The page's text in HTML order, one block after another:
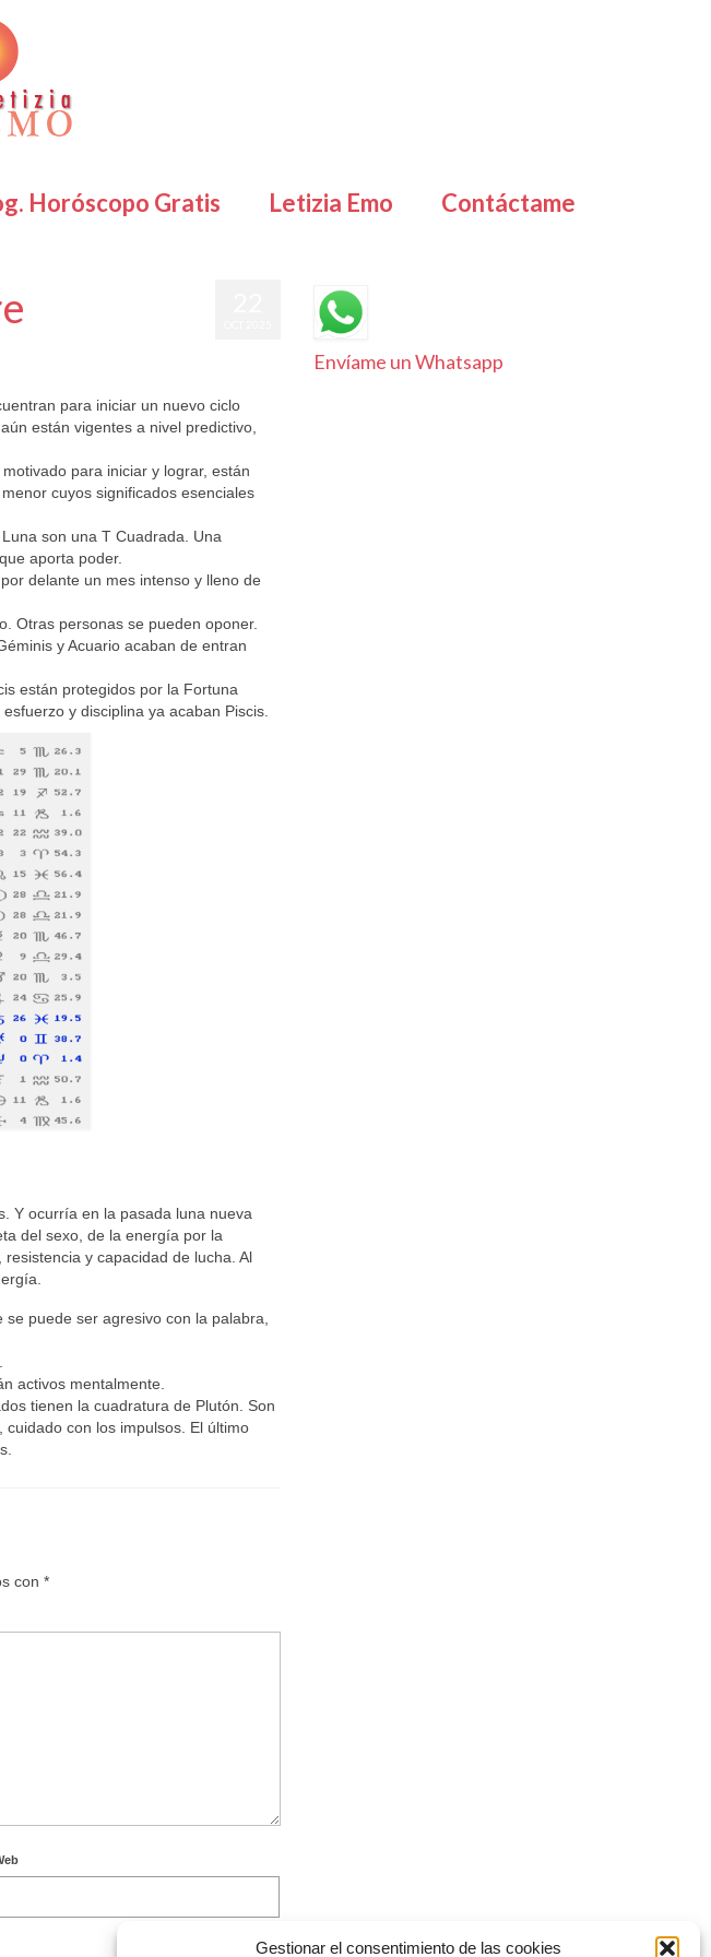
Gestionar el consentimiento de las cookies
Horóscopo Gratis Letizia Emo Contáctame
para iniciar un nuevo ciclo
están vigentes a nivel predictivo,
para iniciar y lograr, están
cuyos significados esenciales
son una T Cuadrada. Una
aporta poder.
delante un mes intenso y lleno de
Otras personas se pueden oponer.
y Acuario acaban de entran
están protegidos por la Fortuna
y disciplina ya acaban Piscis.
Y ocurría en la pasada luna nueva
del sexo, de la energía por la
y capacidad de lucha. Al
puede ser agresivo con la palabra,
activos mentalmente.
tienen la cuadratura de Plutón. Son
con los impulsos. El último
con *
Envíame un Whatsapp